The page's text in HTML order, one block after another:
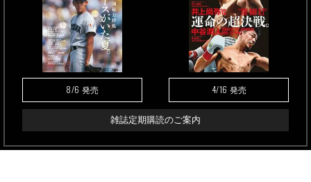
8/6 発売 4/16 発売
雑誌定期購読のご案内